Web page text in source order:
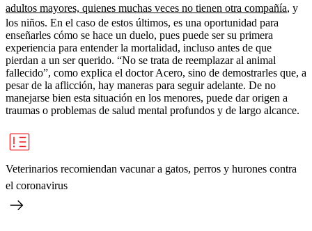
adultos mayores, quienes muchas veces no tienen otra compañía, y
los niños. En el caso de estos últimos, es una oportunidad para
enseñarles cómo se hace un duelo, pues puede ser su primera
experiencia para entender la mortalidad, incluso antes de que
pierdan a un ser querido. “No se trata de reemplazar al animal
fallecido”, como explica el doctor Acero, sino de demostrarles que, a
pesar de la aflicción, hay maneras para seguir adelante. De no
manejarse bien esta situación en los menores, puede dar origen a
traumas o problemas de salud mental profundos y de largo alcance.
Veterinarios recomiendan vacunar a gatos, perros y hurones contra
el coronavirus